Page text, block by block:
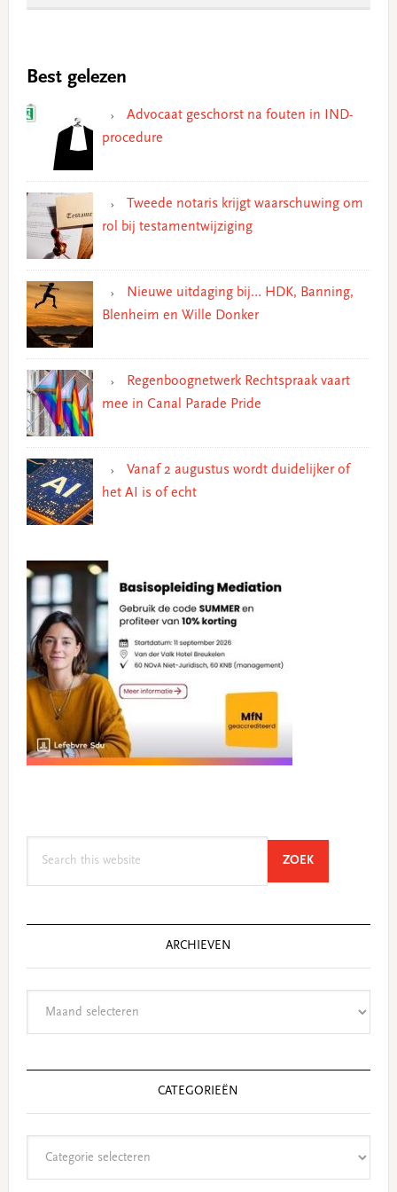
Best gelezen
Advocaat geschorst na fouten in IND-
procedure
Tweede notaris krijgt waarschuwing om
rol bij testamentwijziging
Nieuwe uitdaging bij… HDK, Banning,
Blenheim en Wille Donker
Regenboognetwerk Rechtspraak vaart
mee in Canal Parade Pride
Vanaf 2 augustus wordt duidelijker of
het AI is of echt
ZOEKSEARCH
ARCHIEVEN
CATEGORIEËN